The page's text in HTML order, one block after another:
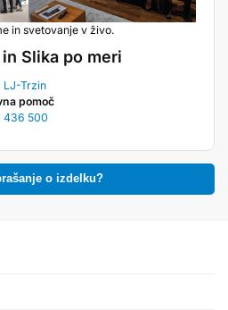
in svetovanje v živo.
Slika po meri
LJ-Trzin
pomoč
436 500
o izdelku?